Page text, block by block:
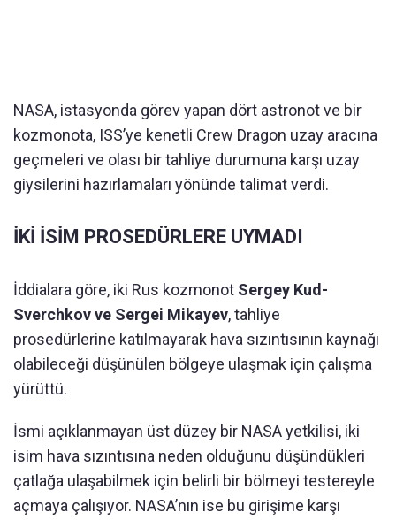
NASA, istasyonda görev yapan dört astronot ve bir
kozmonota, ISS’ye kenetli Crew Dragon uzay aracına
geçmeleri ve olası bir tahliye durumuna karşı uzay
giysilerini hazırlamaları yönünde talimat verdi.
İKİ İSİM PROSEDÜRLERE UYMADI
İddialara göre, iki Rus kozmonot Sergey Kud-
Sverchkov ve Sergei Mikayev, tahliye
prosedürlerine katılmayarak hava sızıntısının kaynağı
olabileceği düşünülen bölgeye ulaşmak için çalışma
yürüttü.
İsmi açıklanmayan üst düzey bir NASA yetkilisi, iki
isim hava sızıntısına neden olduğunu düşündükleri
çatlağa ulaşabilmek için belirli bir bölmeyi testereyle
açmaya çalışıyor. NASA’nın ise bu girişime karşı